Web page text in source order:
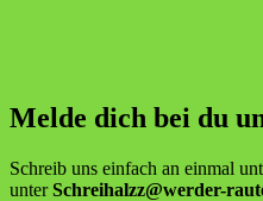
Melde dich bei du
Schreib uns einfach an einmal
unterSchreihalzz@werder-